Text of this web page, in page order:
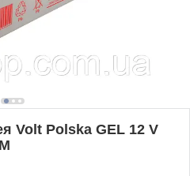
Volt Polska GEL 12 V